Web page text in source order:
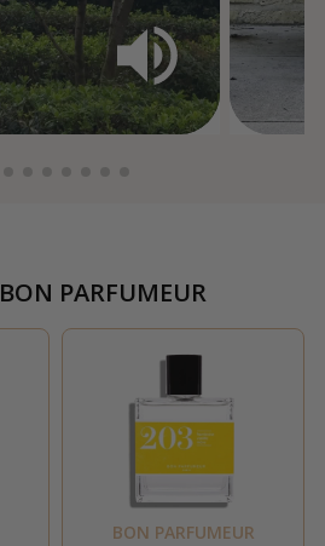
BON PARFUMEUR
BON PARFUMEUR